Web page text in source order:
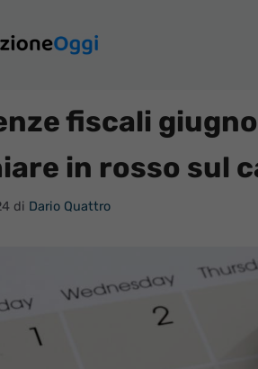
fiscali
in rosso sul
di Dario Quattro